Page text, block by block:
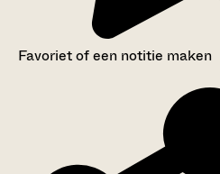
Favoriet of een notitie maken